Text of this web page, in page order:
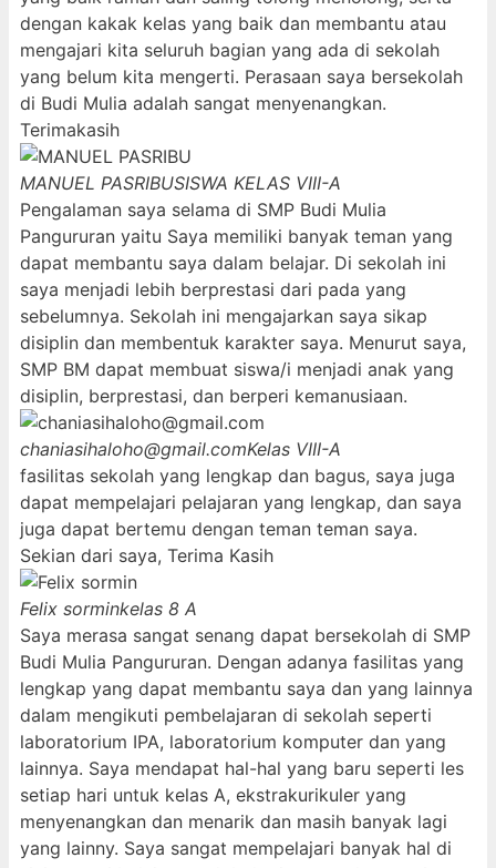
dengan kakak kelas yang baik dan membantu atau
mengajari kita seluruh bagian yang ada di sekolah
yang belum kita mengerti. Perasaan saya bersekolah
di Budi Mulia adalah sangat menyenangkan.
Terimakasih
MANUEL PASRIBUSISWA KELAS VIII-A
Pengalaman saya selama di SMP Budi Mulia
Pangururan yaitu Saya memiliki banyak teman yang
dapat membantu saya dalam belajar. Di sekolah ini
saya menjadi lebih berprestasi dari pada yang
sebelumnya. Sekolah ini mengajarkan saya sikap
disiplin dan membentuk karakter saya. Menurut saya,
SMP BM dapat membuat siswa/i menjadi anak yang
disiplin, berprestasi, dan berperi kemanusiaan.
chaniasihaloho@gmail.comKelas VIII-A
fasilitas sekolah yang lengkap dan bagus, saya juga
dapat mempelajari pelajaran yang lengkap, dan saya
juga dapat bertemu dengan teman teman saya.
Sekian dari saya, Terima Kasih
Felix sorminkelas 8 A
Saya merasa sangat senang dapat bersekolah di SMP
Budi Mulia Pangururan. Dengan adanya fasilitas yang
lengkap yang dapat membantu saya dan yang lainnya
dalam mengikuti pembelajaran di sekolah seperti
laboratorium IPA, laboratorium komputer dan yang
lainnya. Saya mendapat hal-hal yang baru seperti les
setiap hari untuk kelas A, ekstrakurikuler yang
menyenangkan dan menarik dan masih banyak lagi
yang lainny. Saya sangat mempelajari banyak hal di